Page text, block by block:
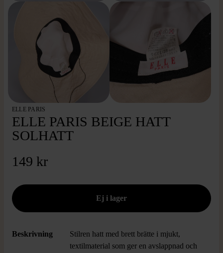
ELLE PARIS
ELLE PARIS BEIGE HATT
SOLHATT
149 kr
Beskrivning
Stilren hatt med brett brätte i mjukt,
textilmaterial som ger en avslappnad och